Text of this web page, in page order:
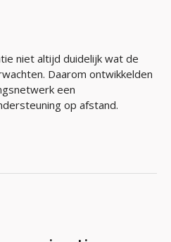
niet altijd duidelijk wat de
Daarom ontwikkelden
een
op afstand.